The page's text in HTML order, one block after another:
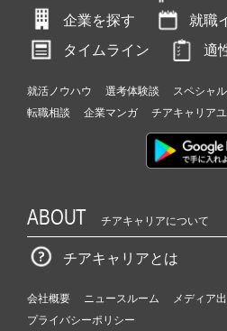
企業を探す
就職
タイムライン
適
就活ノウハウ 選考体験談 スペシャ
転職相談
企業マンガ チアキャリア
ABOUT チアキャリアについて
チアキャリアとは
会社概要 ニュースルーム
メディア
プライバシーポリシー